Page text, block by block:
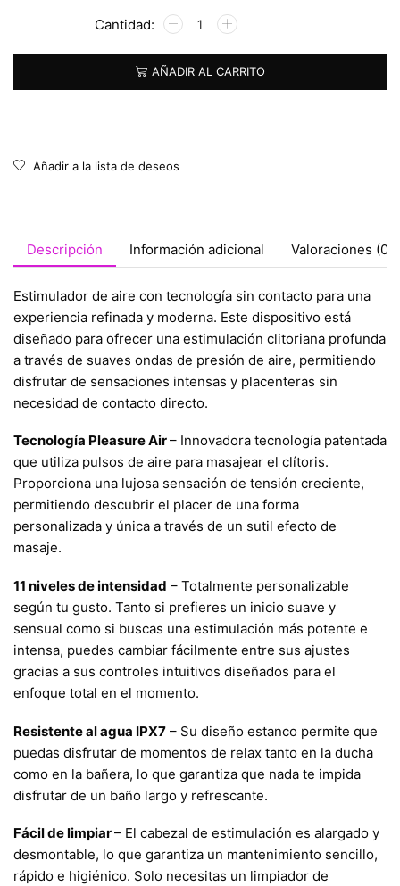
AÑADIR AL CARRITO
Alternative:
Añadir a la lista de deseos
Descripción Información adicional Valoraciones (0)
Estimulador de aire con tecnología sin contacto para una
experiencia refinada y moderna. Este dispositivo está
diseñado para ofrecer una estimulación clitoriana profunda
a través de suaves ondas de presión de aire, permitiendo
disfrutar de sensaciones intensas y placenteras sin
necesidad de contacto directo.
Tecnología Pleasure Air– Innovadora tecnología patentada
que utiliza pulsos de aire para masajear el clítoris.
Proporciona una lujosa sensación de tensión creciente,
permitiendo descubrir el placer de una forma
personalizada y única a través de un sutil efecto de
masaje.
11 niveles de intensidad – Totalmente personalizable
según tu gusto. Tanto si prefieres un inicio suave y
sensual como si buscas una estimulación más potente e
intensa, puedes cambiar fácilmente entre sus ajustes
gracias a sus controles intuitivos diseñados para el
enfoque total en el momento.
Resistente al agua IPX7 – Su diseño estanco permite que
puedas disfrutar de momentos de relax tanto en la ducha
como en la bañera, lo que garantiza que nada te impida
disfrutar de un baño largo y refrescante.
Fácil de limpiar– El cabezal de estimulación es alargado y
desmontable, lo que garantiza un mantenimiento sencillo,
rápido e higiénico. Solo necesitas un limpiador de